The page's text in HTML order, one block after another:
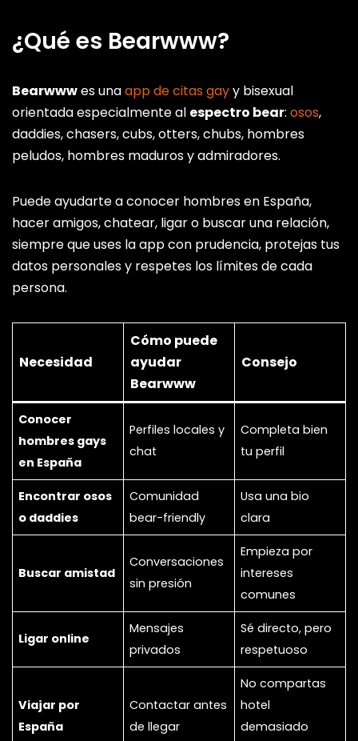
¿Qué es Bearwww?
Bearwwwes unaapp de citas gayy bisexual
orientada especialmente al espectro bear: osos,
daddies, chasers, cubs, otters, chubs, hombres
peludos, hombres maduros y admiradores.
Puede ayudarte a conocer hombres en España,
hacer amigos, chatear, ligar o buscar una relación,
siempre que uses la app con prudencia, protejas tus
datos personales y respetes los límites de cada
persona.
Necesidad
Cómo puede
ayudar
Bearwww
Consejo
Conocer
hombres gays
en España
Perfiles locales y
chat
Completa bien
tu perfil
Encontrar osos
o daddies
Comunidad
bear-friendly
Usa una bio
clara
Buscar amistad
Conversaciones
sin presión
Empieza por
intereses
comunes
Ligar online
Mensajes
privados
Sé directo, pero
respetuoso
Viajar por
España
Contactar antes
de llegar
No compartas
hotel
demasiado